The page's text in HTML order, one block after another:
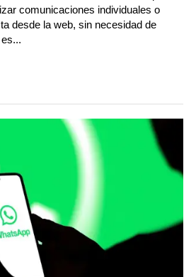
comunicaciones individuales o
desde la web, sin necesidad de